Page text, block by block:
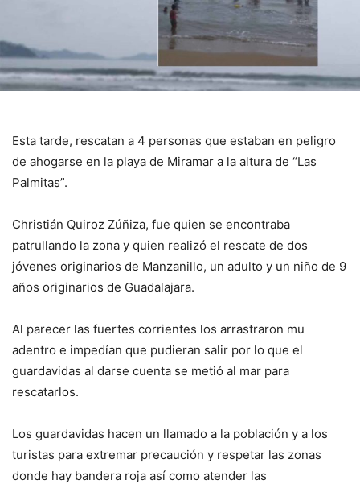
Esta tarde, rescatan a 4 personas que estaban en peligro
de ahogarse en la playa de Miramar a la altura de “Las
Palmitas”.
Christián Quiroz Zúñiza, fue quien se encontraba
patrullando la zona y quien realizó el rescate de dos
jóvenes originarios de Manzanillo, un adulto y un niño de 9
años originarios de Guadalajara.
Al parecer las fuertes corrientes los arrastraron mu
adentro e impedían que pudieran salir por lo que el
guardavidas al darse cuenta se metió al mar para
rescatarlos.
Los guardavidas hacen un llamado a la población y a los
turistas para extremar precaución y respetar las zonas
donde hay bandera roja así como atender las